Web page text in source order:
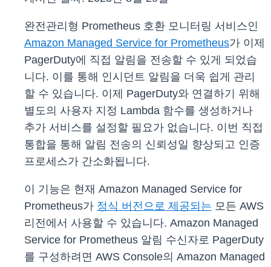
완전관리형 Prometheus 호환 모니터링 서비스인
Amazon Managed Service for Prometheus가 이제
PagerDuty에 직접 알림을 전송할 수 있게 되었습
니다. 이를 통해 인시던트 알림을 더욱 쉽게 관리
할 수 있습니다. 이제 PagerDuty와 연결하기 위해
별도의 사용자 지정 Lambda 함수를 생성하거나
추가 서비스를 설정할 필요가 없습니다. 이번 직접
통합을 통해 알림 전송의 신뢰성일 향상되고 인증
프로세스가 간소화됩니다.
이 기능은 현재 Amazon Managed Service for
Prometheus가 정식 버전으로 제공되는 모든 AWS
리전에서 사용할 수 있습니다. Amazon Managed
Service for Prometheus 알림 수신자로 PagerDuty
를 구성하려면 AWS Console의 Amazon Managed